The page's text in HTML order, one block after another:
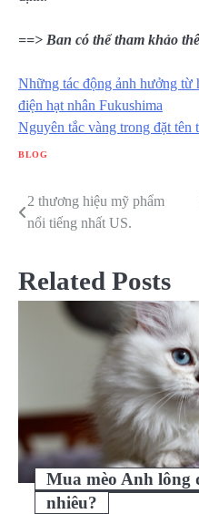
==> Ban có thể tham khảo
Những tác động ảnh hưởng từ
điện hạt nhân Fukushima
Nguyên tắc vàng trong đặt tên
BLOG
Điều
bài
viết
2 thương hiệu mỹ phẩm
nổi tiếng nhất US.
Related Posts
Mua mèo Anh lông
nhiêu?